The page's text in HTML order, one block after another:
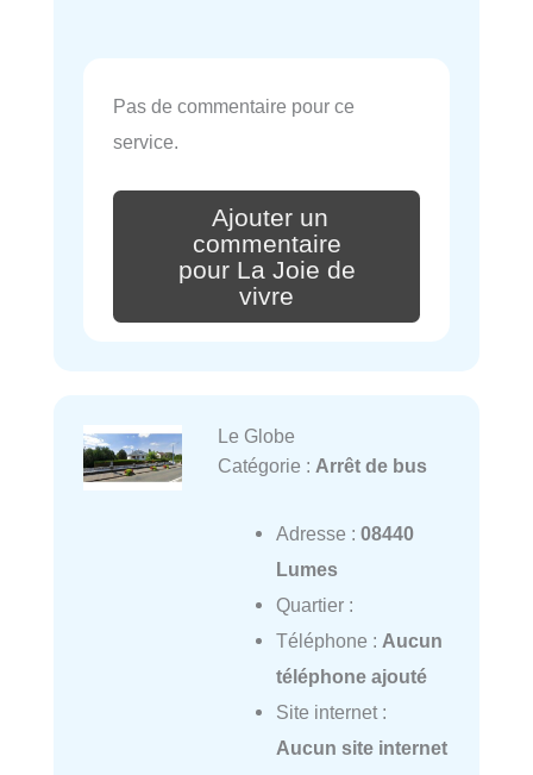
Pas de commentaire pour ce
service.
Ajouter un
commentaire
pour La Joie de
vivre
Le Globe
Catégorie : Arrêt de bus
Adresse : 08440
Lumes
Quartier :
Téléphone : Aucun
téléphone ajouté
Site internet :
Aucun site internet